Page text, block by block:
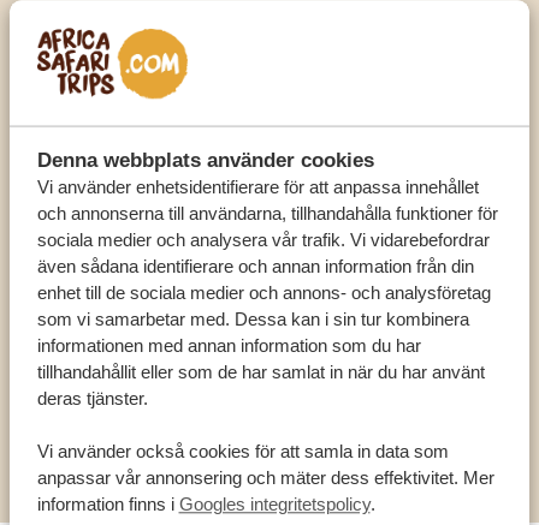
Denna webbplats använder cookies
Vi använder enhetsidentifierare för att anpassa innehållet
och annonserna till användarna, tillhandahålla funktioner för
sociala medier och analysera vår trafik. Vi vidarebefordrar
även sådana identifierare och annan information från din
enhet till de sociala medier och annons- och analysföretag
som vi samarbetar med. Dessa kan i sin tur kombinera
informationen med annan information som du har
tillhandahållit eller som de har samlat in när du har använt
deras tjänster.
Vi använder också cookies för att samla in data som
anpassar vår annonsering och mäter dess effektivitet. Mer
information finns i Googles integritetspolicy.
Leoparder
Geparder
Hyenor
Giraffer
Mer än 480 fågelarter
FAKTA OM KIDEPO VALLEY NATIONAL PARK
Parken grundades 1958 och omfattar 1 442
kvadratkilometer
Den gränsar till Sydsudan och Kenya
Här finns fyra av Big Five (leopard, lejon, buffel
Här är det möjligt att åka på nattliga safariturer